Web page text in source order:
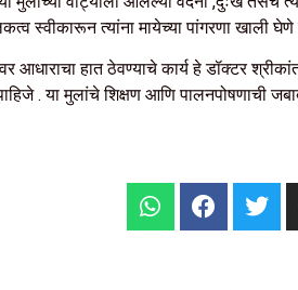
स्वीकारून त्यांना मायेच्या पांगरणा खाली
आधाराचा हात ठेवण्याचे कार्य हे डॉक्टर
. या मुलांचे शिक्षण आणि पालनपोषणाची